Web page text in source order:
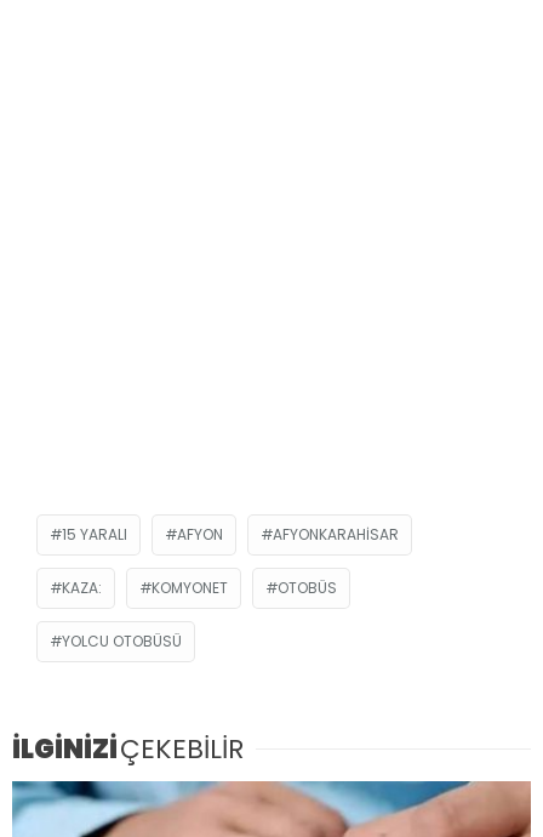
15 YARALI AFYON AFYONKARAHISAR
KAZA: KOMYONET OTOBÜS
YOLCU OTOBÜSÜ
İLGİNİZİÇEKEBİLİR